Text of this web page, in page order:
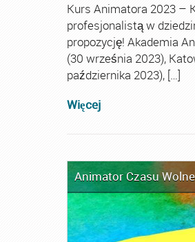
Kurs Animatora 2023 –
profesjonalistą w
propozycję! Akademia
(30 września 2023),
października 2023), […]
Więcej
Animator Czasu